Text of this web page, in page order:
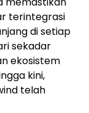
terintegrasi
di setiap
sekadar
ekosistem
kini,
telah